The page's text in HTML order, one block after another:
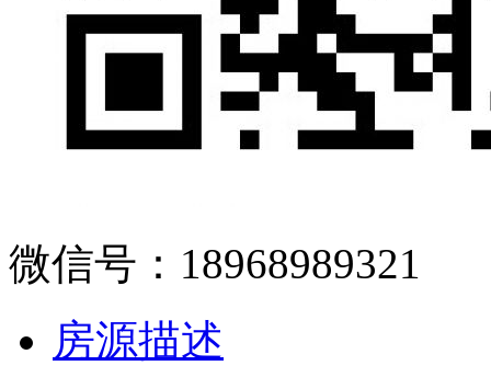
微信号：18968989321
房源描述